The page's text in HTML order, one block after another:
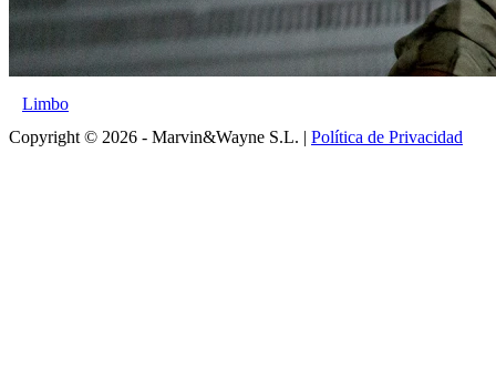
Limbo
Copyright © 2026 - Marvin&Wayne S.L. | Política de Privacidad